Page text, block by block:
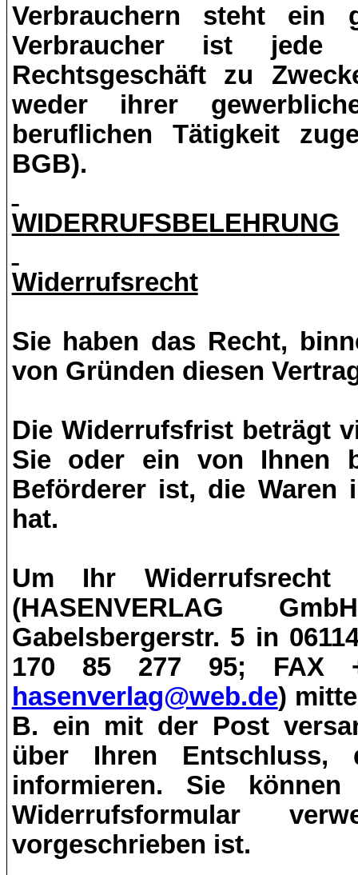
Verbrauchern steht ein
Verbraucher ist jede
Rechtsgeschäft zu
weder ihrer
beruflichen Tätigkeit
BGB).
WIDERRUFSBELEHRUNG
Widerrufsrecht
Sie haben das Recht,
von Gründen diesen
Die Widerrufsfrist beträgt
Sie oder ein von Ihnen
Beförderer ist, die Waren
hat.
Um Ihr Widerrufsrecht
(HASENVERLAG
Gabelsbergerstr. 5 in
170 85 277 95; FAX
hasenverlag@web.de)
B. ein mit der Post
über Ihren Entschluss,
informieren. Sie
Widerrufsformular
vorgeschrieben ist.